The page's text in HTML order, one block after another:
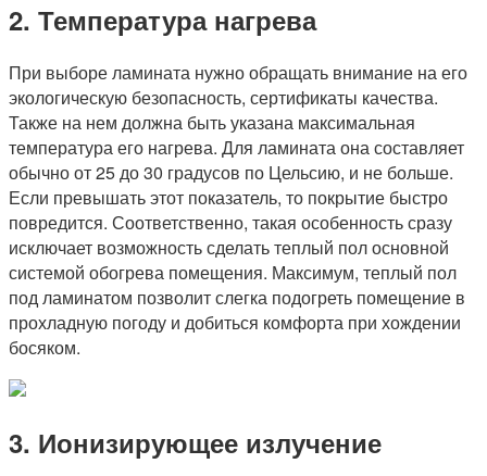
2. Температура нагрева
При выборе ламината нужно обращать внимание на его
экологическую безопасность, сертификаты качества.
Также на нем должна быть указана максимальная
температура его нагрева. Для ламината она составляет
обычно от 25 до 30 градусов по Цельсию, и не больше.
Если превышать этот показатель, то покрытие быстро
повредится. Соответственно, такая особенность сразу
исключает возможность сделать теплый пол основной
системой обогрева помещения. Максимум, теплый пол
под ламинатом позволит слегка подогреть помещение в
прохладную погоду и добиться комфорта при хождении
босяком.
3. Ионизирующее излучение